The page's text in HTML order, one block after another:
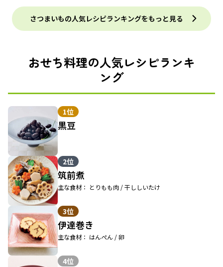
さつまいもの人気レシピランキングをもっと見る
おせち料理の人気レシピランキ
ング
1位
黒豆
2位
筑前煮
主な食材： とりもも肉 / 干ししいたけ
3位
伊達巻き
主な食材： はんぺん / 卵
4位